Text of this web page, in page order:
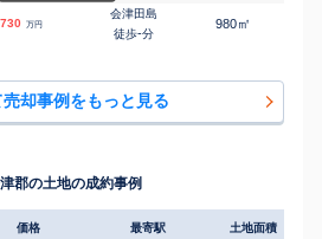
730 万円
会津田島
徒歩-分
980㎡
却事例をもっと見る
郡の土地の成約事例
価格 最寄駅 土地面積